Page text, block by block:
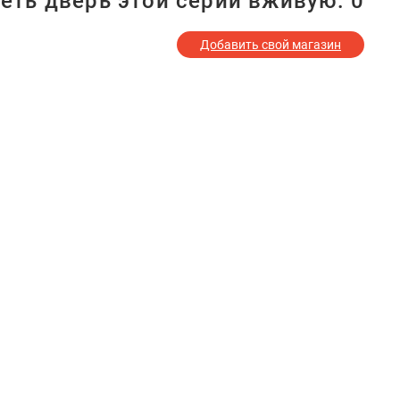
Добавить свой магазин